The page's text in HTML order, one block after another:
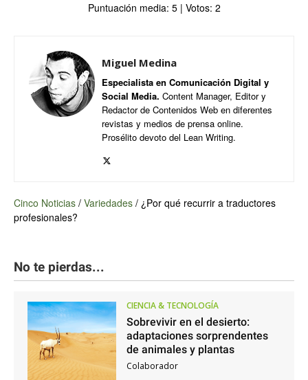
Puntuación media: 5| Votos: 2
Miguel Medina
Especialista en Comunicación Digital y
Social Media. Content Manager, Editor y
Redactor de Contenidos Web en diferentes
revistas y medios de prensa online.
Prosélito devoto del Lean Writing.
Cinco Noticias / Variedades / ¿Por qué recurrir a traductores
profesionales?
No te pierdas...
CIENCIA & TECNOLOGÍA
Sobrevivir en el desierto:
adaptaciones sorprendentes
de animales y plantas
Colaborador